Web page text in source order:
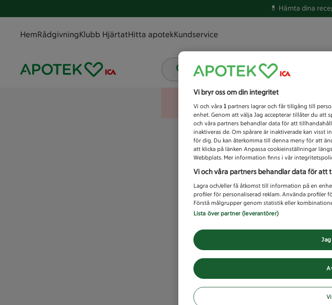
💊 Hämta dina
HemRådgivningKlubb HjärtatHitta apotekKundservice
Vad letar du efter idag?
Vi bryr oss om din integritet
Vi och våra 1 partners lagrar och får tillgång till
enhet. Genom att välja Jag accepterar tillåter du att
och våra partners behandlar data för att
inaktiveras de. Om spårare är inaktiverade kan visst
för dig. Du kan återkomma till denna meny för att
att klicka på länken Anpassa cookieinställningar
Webbplats. Mer information finns i vår
Vi och våra partners behandlar data för att
Lagra och/eller få åtkomst till information på en
profiler för personaliserad reklam. Använda profiler
Förstå målgrupper genom statistik eller
Lista över partner (leverantörer)